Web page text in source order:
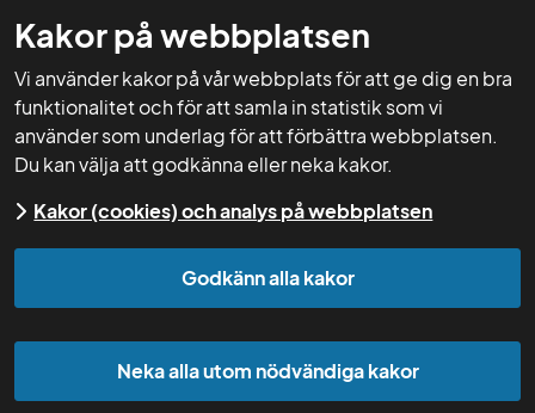
Kakor på webbplatsen
Vi använder kakor på vår webbplats för att ge dig en bra
funktionalitet och för att samla in statistik som vi
använder som underlag för att förbättra webbplatsen.
Du kan välja att godkänna eller neka kakor.
Kakor (cookies) och analys på webbplatsen
Godkänn alla kakor
Neka alla utom nödvändiga kakor
GNW-adm
Start
Ny utlysning från
Jordbruksverket
Jordbruksverket utlyser pengar till